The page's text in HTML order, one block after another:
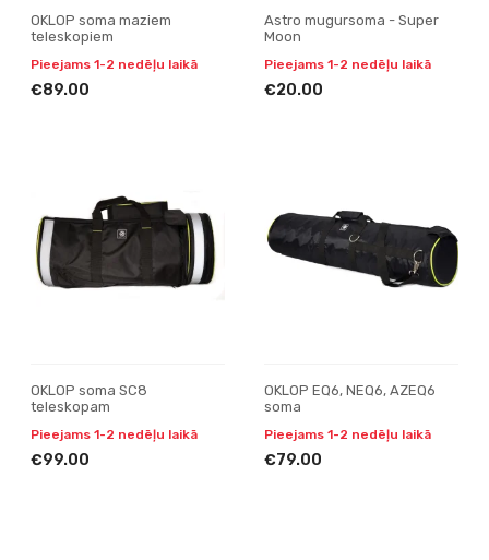
OKLOP soma maziem
teleskopiem
Pieejams 1-2 nedēļu laikā
€89.00
Astro mugursoma - Super
Moon
Pieejams 1-2 nedēļu laikā
€20.00
OKLOP soma SC8
teleskopam
Pieejams 1-2 nedēļu laikā
€99.00
OKLOP EQ6, NEQ6, AZEQ6
soma
Pieejams 1-2 nedēļu laikā
€79.00